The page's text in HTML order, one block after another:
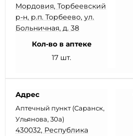
Мордовия, Торбеевский
р-н, р.п. Торбеево, ул.
Больничная, д. 38
Кол-во в аптеке
17 шт.
Адрес
Аптечный пункт (Саранск,
Ульянова, 30а)
430032, Республика